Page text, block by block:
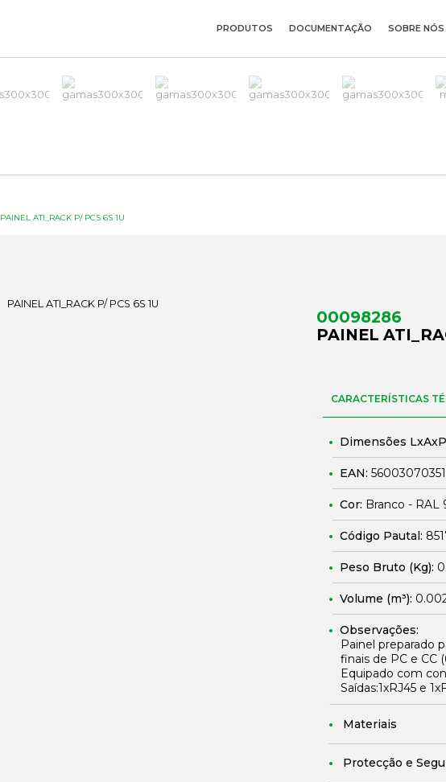
PRODUTOS DOCUMENTAÇÃO SOBRE NÓS
PAINEL ATI_RACK P/ PCS 6S 1U
00098286
PAINEL
CARACTERÍSTICAS
Dimensões
EAN:
Cor: Branco - RAL
Código Pautal:
Peso Bruto (Kg):
Volume (m³):
Observações:
Painel preparado
finais de PC e CC
Equipado com
Saídas:1xRJ45 e
Materiais
Protecção e